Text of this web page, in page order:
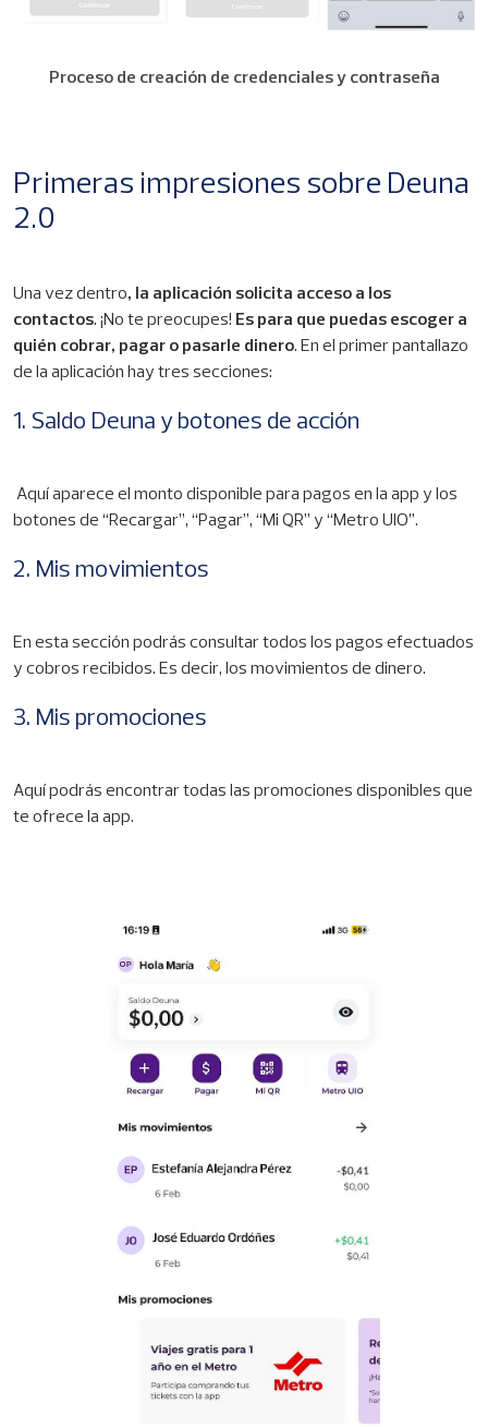
Proceso de creación de credenciales y contraseña
Primeras impresiones sobre Deuna
2.0
Una vez dentro, la aplicación solicita acceso a los
contactos. ¡No te preocupes! Es para que puedas escoger a
quién cobrar, pagar o pasarle dinero. En el primer pantallazo
de la aplicación hay tres secciones:
1. Saldo Deuna y botones de acción
Aquí aparece el monto disponible para pagos en la app y los
botones de “Recargar”, “Pagar”, “Mi QR” y “Metro UIO”.
2. Mis movimientos
En esta sección podrás consultar todos los pagos efectuados
y cobros recibidos. Es decir, los movimientos de dinero.
3. Mis promociones
Aquí podrás encontrar todas las promociones disponibles que
te ofrece la app.